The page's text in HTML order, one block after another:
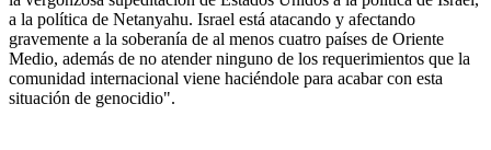
a la política de Netanyahu. Israel está atacando y afectando
gravemente a la soberanía de al menos cuatro países de Oriente
Medio, además de no atender ninguno de los requerimientos que la
comunidad internacional viene haciéndole para acabar con esta
situación de genocidio".